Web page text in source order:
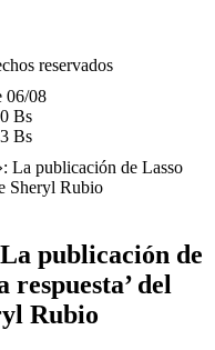
reservados
06/08
Bs
Bs
La publicación de Lasso
Sheryl Rubio
publicación de
respuesta’ del
Rubio